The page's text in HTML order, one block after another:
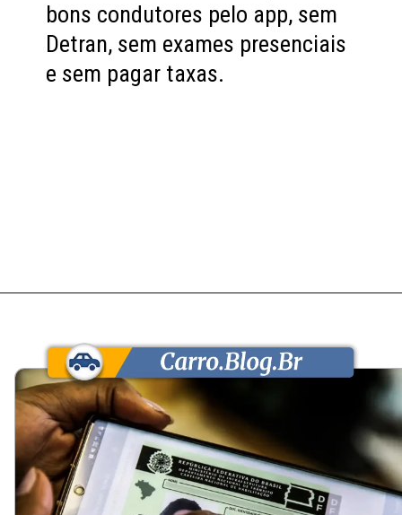
bons condutores pelo app, sem
Detran, sem exames presenciais
e sem pagar taxas.